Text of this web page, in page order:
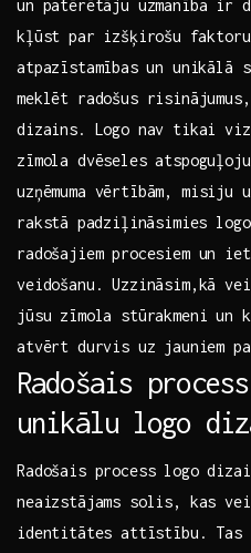
un patērētāju uzmanība ir
kļūst par izšķirošu ⁣faktoru.
atpazīstamības⁢ un unikālā
meklēt radošus
dizains. Logo nav tikai
zīmola ‍dvēseles
uzņēmuma vērtībām,
rakstā ⁢padziļināsimies
radošajiem procesiem un
veidošanu. Uzzināsim,kā
jūsu zīmola stūrakmeni ​un‍
atvērt durvis uz jauniem
Radošais
unikālu logo
Radošais process logo
neaizstājams solis, kas
identitātes attīstību. Tas